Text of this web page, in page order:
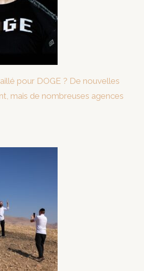
pour DOGE ? De nouvelles
mais de nombreuses agences